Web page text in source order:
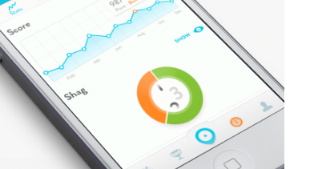
منتخب
انگیز
فروشگاه
معرفـــی همکــاران
حــــریم خصوصـی
ویتریــن فروشگـــاه
درباره ما بیشتر بدانید
اخبار فناوری اطلاعات
پیگیری مرسوله پستی
دعوت به همکاری